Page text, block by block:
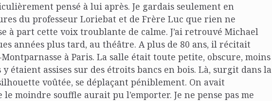
pensé à lui après. Je gardais seulement en
du professeur Loriebat et de Frère Luc que rien ne
à part cette voix troublante de calme. J’ai retrouvé Michael
années plus tard, au théâtre. A plus de 80 ans, il récitait
Montparnasse à Paris. La salle était toute petite, obscure, moins
y étaient assises sur des étroits bancs en bois. Là, surgit dans la
voûtée, se déplaçant péniblement. On avait
le moindre souffle aurait pu l’emporter. Je ne pense pas me